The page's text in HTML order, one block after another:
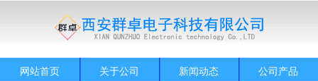
网站首页 关于公司 新闻动态 公司产品